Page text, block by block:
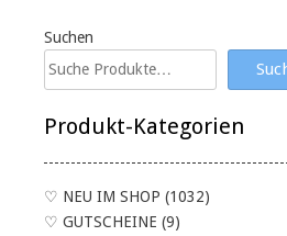
Suchen
Produkt-Kategorien
♡ NEU IM SHOP (1032)
♡ GUTSCHEINE (9)